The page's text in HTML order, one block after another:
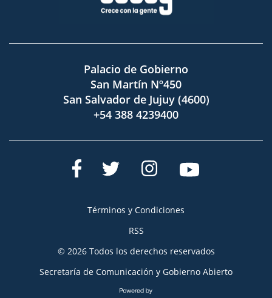
Palacio de Gobierno
San Martín Nº450
San Salvador de Jujuy (4600)
+54 388 4239400
Términos y Condiciones
RSS
© 2026 Todos los derechos reservados
Secretaría de Comunicación y Gobierno Abierto